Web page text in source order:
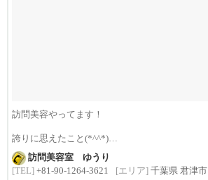
訪問美容やってます！
誇りに思えたこと(*^^*)
先日の新規のお客様｡
訪問美容室 ゆうり
[TEL] +81-90-1264-3621 [エリア] 千葉県 君津市